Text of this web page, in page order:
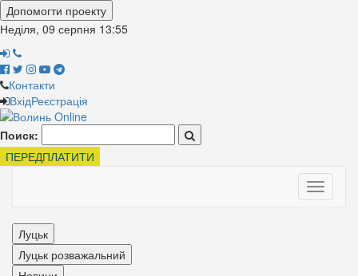
Допомогти проекту
Неділя, 09 серпня 13:55
Контакти
ВхідРеєстрація
Поиск:
ПЕРЕДПЛАТИТИ
Toggle
Луцьк
Луцьк розважальний